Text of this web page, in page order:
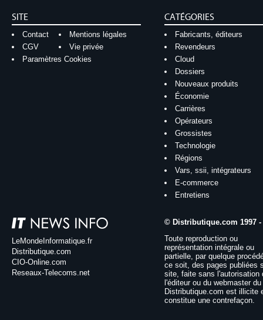
SITE
Contact
Mentions légales
CGV
Vie privée
Paramètres Cookies
CATÉGORIES
Fabricants, éditeurs
Revendeurs
Cloud
Dossiers
Nouveaux produits
Économie
Carrières
Opérateurs
Grossistes
Technologie
Régions
Vars, ssii, intégrateurs
E-commerce
Entretiens
LeMondeInformatique.fr
Distributique.com
CIO-Online.com
Reseaux-Telecoms.net
© Distributique.com 1997 -
Toute reproduction ou
représentation intégrale ou
partielle, par quelque
ce soit, des pages publiées
site, faite sans l'autorisation
l'éditeur ou du webmaster
Distributique.com est illicite
constitue une contrefaçon.